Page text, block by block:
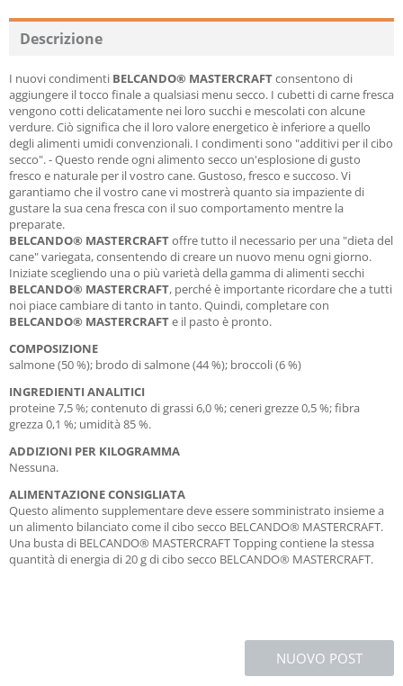
Descrizione
I nuovi condimenti BELCANDO® MASTERCRAFTconsentono di
aggiungere il tocco finale a qualsiasi menu secco. I cubetti di carne fresca
vengono cotti delicatamente nei loro succhi e mescolati con alcune
verdure. Ciò significa che il loro valore energetico è inferiore a quello
degli alimenti umidi convenzionali. I condimenti sono "additivi per il cibo
secco". - Questo rende ogni alimento secco un'esplosione di gusto
fresco e naturale per il vostro cane. Gustoso, fresco e succoso. Vi
garantiamo che il vostro cane vi mostrerà quanto sia impaziente di
gustare la sua cena fresca con il suo comportamento mentre la
preparate.
BELCANDO® MASTERCRAFToffre tutto il necessario per una "dieta del
cane" variegata, consentendo di creare un nuovo menu ogni giorno.
Iniziate scegliendo una o più varietà della gamma di alimenti secchi
BELCANDO® MASTERCRAFT, perché è importante ricordare che a tutti
noi piace cambiare di tanto in tanto. Quindi, completare con
BELCANDO® MASTERCRAFTe il pasto è pronto.
COMPOSIZIONE
salmone (50 %); brodo di salmone (44 %); broccoli (6 %)
INGREDIENTI ANALITICI
proteine 7,5 %; contenuto di grassi 6,0 %; ceneri grezze 0,5 %; fibra
grezza 0,1 %; umidità 85 %.
ADDIZIONI PER KILOGRAMMA
Nessuna.
ALIMENTAZIONE CONSIGLIATA
Questo alimento supplementare deve essere somministrato insieme a
un alimento bilanciato come il cibo secco BELCANDO® MASTERCRAFT.
Una busta di BELCANDO® MASTERCRAFT Topping contiene la stessa
quantità di energia di 20 g di cibo secco BELCANDO® MASTERCRAFT.
NUOVO POST